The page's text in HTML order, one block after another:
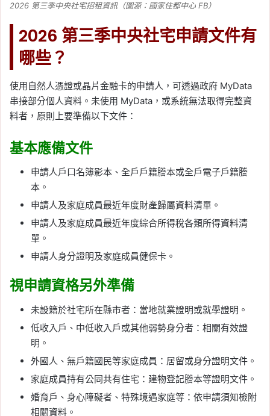
2026 第三季中央社宅招租資訊（圖源：國家住都中心 FB）
2026 第三季中央社宅申請文件有
哪些？
使用自然人憑證或晶片金融卡的申請人，可透過政府 MyData
串接部分個人資料。未使用 MyData，或系統無法取得完整資
料者，原則上要準備以下文件：
基本應備文件
申請人戶口名簿影本、全戶戶籍謄本或全戶電子戶籍謄
本。
申請人及家庭成員最近年度財產歸屬資料清單。
申請人及家庭成員最近年度綜合所得稅各類所得資料清
單。
申請人身分證明及家庭成員健保卡。
視申請資格另外準備
未設籍於社宅所在縣市者：當地就業證明或就學證明。
低收入戶、中低收入戶或其他弱勢身分者：相關有效證
明。
外國人、無戶籍國民等家庭成員：居留或身分證明文件。
家庭成員持有公同共有住宅：建物登記謄本等證明文件。
婚育戶、身心障礙者、特殊境遇家庭等：依申請須知檢附
相關資料。